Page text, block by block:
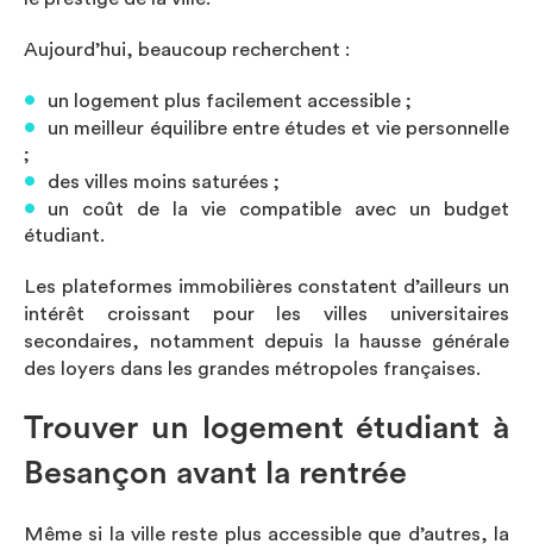
Aujourd’hui, beaucoup recherchent :
un logement plus facilement accessible ;
un meilleur équilibre entre études et vie personnelle
;
des villes moins saturées ;
un coût de la vie compatible avec un budget
étudiant.
Les plateformes immobilières constatent d’ailleurs un
intérêt croissant pour les villes universitaires
secondaires, notamment depuis la hausse générale
des loyers dans les grandes métropoles françaises.
Trouver un logement étudiant à
Besançon avant la rentrée
Même si la ville reste plus accessible que d’autres, la